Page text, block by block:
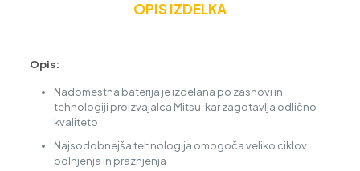
OPIS IZDELKA
Opis:
Nadomestna baterija je izdelana po zasnovi in
tehnologiji proizvajalca Mitsu, kar zagotavlja odlično
kvaliteto
Najsodobnejša tehnologija omogoča veliko ciklov
polnjenja in praznjenja